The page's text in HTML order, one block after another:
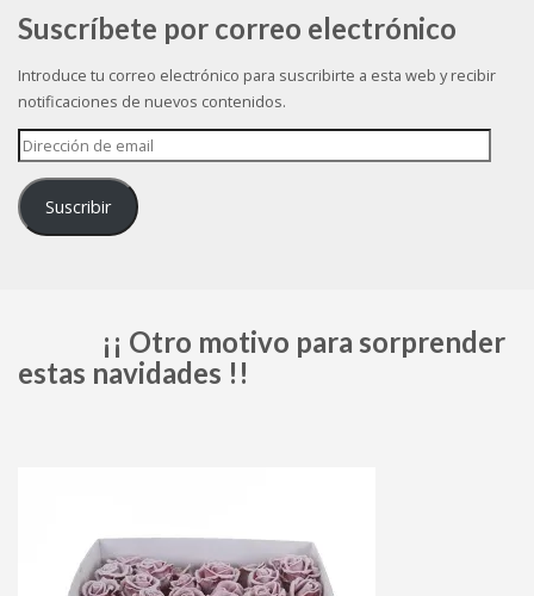
Suscríbete por correo electrónico
Introduce tu correo electrónico para suscribirte a esta web y recibir
notificaciones de nuevos contenidos.
Dirección
de
email
Suscribir
¡¡ Otro motivo para sorprender
estas navidades !!